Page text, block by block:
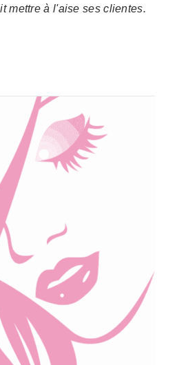
mettre à l'aise ses clientes.